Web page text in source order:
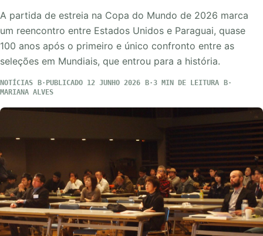
A partida de estreia na Copa do Mundo de 2026 marca
um reencontro entre Estados Unidos e Paraguai, quase
100 anos após o primeiro e único confronto entre as
seleções em Mundiais, que entrou para a história.
NOTÍCIAS PUBLICADO 12 JUNHO 2026
3 MIN DE LEITURA
MARIANA ALVES